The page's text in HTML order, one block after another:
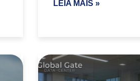
LEIA MAIS »